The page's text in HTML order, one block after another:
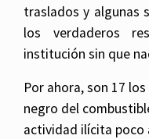
traslados y algunas
los verdaderos
institución sin que
Por ahora, son 17
negro del
actividad ilícita poco